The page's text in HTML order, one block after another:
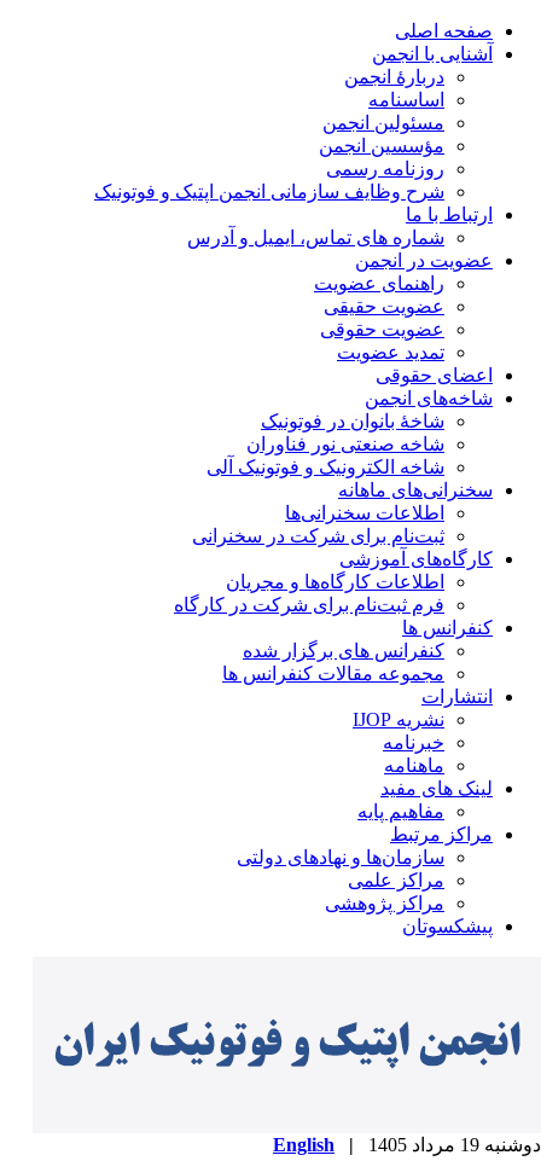
صفحه اصلی
آشنایی با انجمن
دربارۀ انجمن
اساسنامه
مسئولین انجمن
مؤسسین انجمن
روزنامه رسمی
شرح وظایف سازمانی انجمن اپتیک و فوتونیک
ارتباط با ما
شماره های تماس، ایمیل و آدرس
عضویت در انجمن
راهنمای عضویت
عضویت حقیقی
عضویت حقوقی
تمدید عضویت
اعضای حقوقی
شاخه‌های انجمن
شاخۀ بانوان در فوتونیک
شاخه صنعتی نور فناوران
شاخه‌ الکترونیک و فوتونیک آلی
سخنرانی‌های ماهانه
اطلاعات سخنرانی‌‌ها
ثبت‌نام برای شرکت در سخنرانی
کارگاه‌های آموزشی
اطلاعات کارگاه‌ها و مجریان
فرم ثبت‌نام برای شرکت در کارگاه
کنفرانس ها
کنفرانس های برگزار شده
مجموعه مقالات کنفرانس ها
انتشارات
نشریه IJOP
خبرنامه
ماهنامه
لینک های مفید
مفاهیم پایه
مراکز مرتبط
سازمان‌ها و نهادهای دولتی
مراکز علمی
مراکز پژوهشی
پیشکسوتان
19 مرداد 1405 |
English